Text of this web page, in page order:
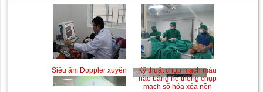
Siêu âm Doppler xuyên
sọ
Kỹ thuật chụp mạch máu
não bằng hệ thống chụp
mạch số hóa xóa nền